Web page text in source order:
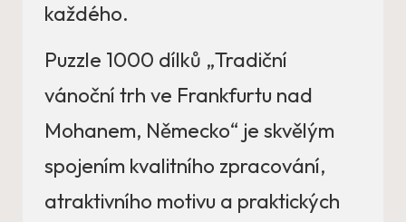
každého.
Puzzle 1000 dílků „Tradiční
vánoční trh ve Frankfurtu nad
Mohanem, Německo“ je skvělým
spojením kvalitního zpracování,
atraktivního motivu a praktických